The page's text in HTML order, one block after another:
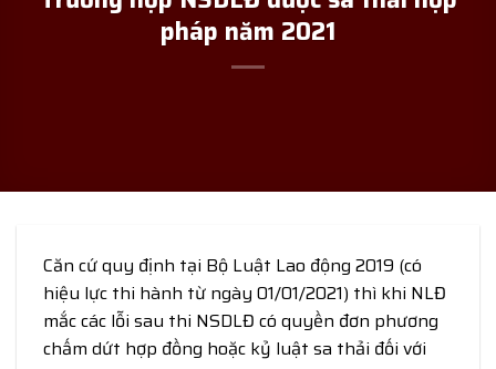
pháp năm 2021
Căn cứ quy định tại Bộ Luật Lao động 2019 (có
hiệu lực thi hành từ ngày 01/01/2021) thì khi NLĐ
mắc các lỗi sau thi NSDLĐ có quyền đơn phương
chấm dứt hợp đồng hoặc kỷ luật sa thải đối với